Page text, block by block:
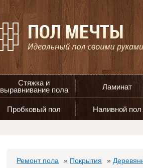
Стяжка и
выравнивание пола
Ламинат
Пробковый пол Наливной пол
Ремонт пола » Покрытия »